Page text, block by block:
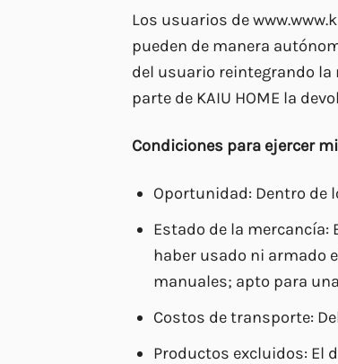
Los usuarios de
pueden de manera
del usuario reintegrando la
parte de KAIU HOME la
Condiciones para ejercer
Oportunidad: Dentro de
Estado de la
haber usado ni armado
manuales; apto para
Costos de transporte:
Productos excluidos: El